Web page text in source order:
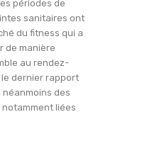
périodes de
sanitaires ont
du fitness qui a
de manière
au rendez-
dernier rapport
néanmoins des
liées